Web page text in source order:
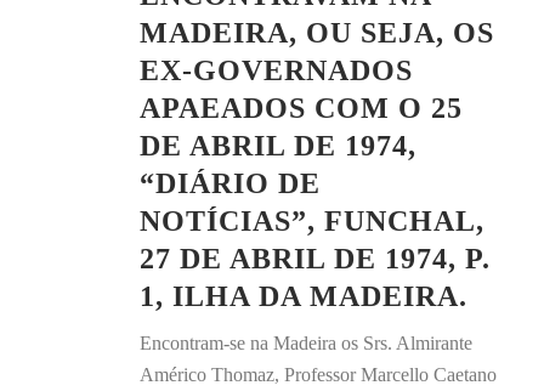
MADEIRA, OU SEJA, OS
EX-GOVERNADOS
APAEADOS COM O 25
DE ABRIL DE 1974,
“DIÁRIO DE
NOTÍCIAS”, FUNCHAL,
27 DE ABRIL DE 1974, P.
1, ILHA DA MADEIRA.
Encontram-se na Madeira os Srs. Almirante
Américo Thomaz, Professor Marcello Caetano